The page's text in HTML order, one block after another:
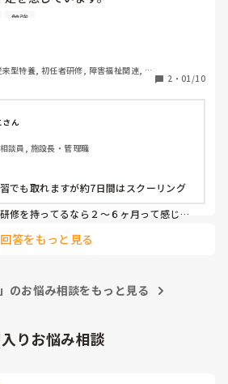
になっているのですが、難易度がかな
3.5時間程度のため、起床から食事、
の時間になってしまい、幅広い業務
と何とも言えないところです。
た。
を積んでいっても、年内(できれば半
勉強
型特養, 初任者研修, 障害福祉関連, 障
2 ・ 01/10
さん
談員, 施設長・管理職
でも取れますが約7日間はスクーリング
修を持ってるなら２～６ヶ月って感じで
る＝仕事がスムーズになるではないで
回答をもっと見る
のお悩み相談をもっと見る
りお悩み相談